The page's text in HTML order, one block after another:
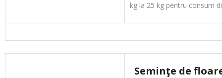
kg la 25 kg pentru consum
Seminţe de